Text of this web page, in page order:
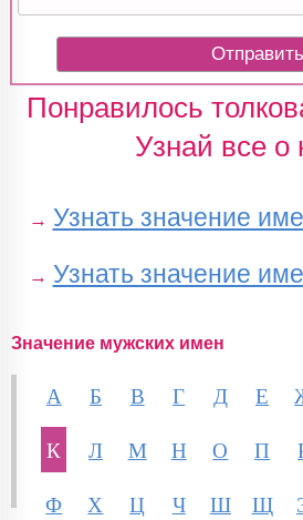
Понравилось
Узнай все о
→ Узнать значение
→ Узнать значение
Значение мужских имен
А Б В Г Д Е
К
Л М Н О П
Ф
Х Ц Ч Ш Щ